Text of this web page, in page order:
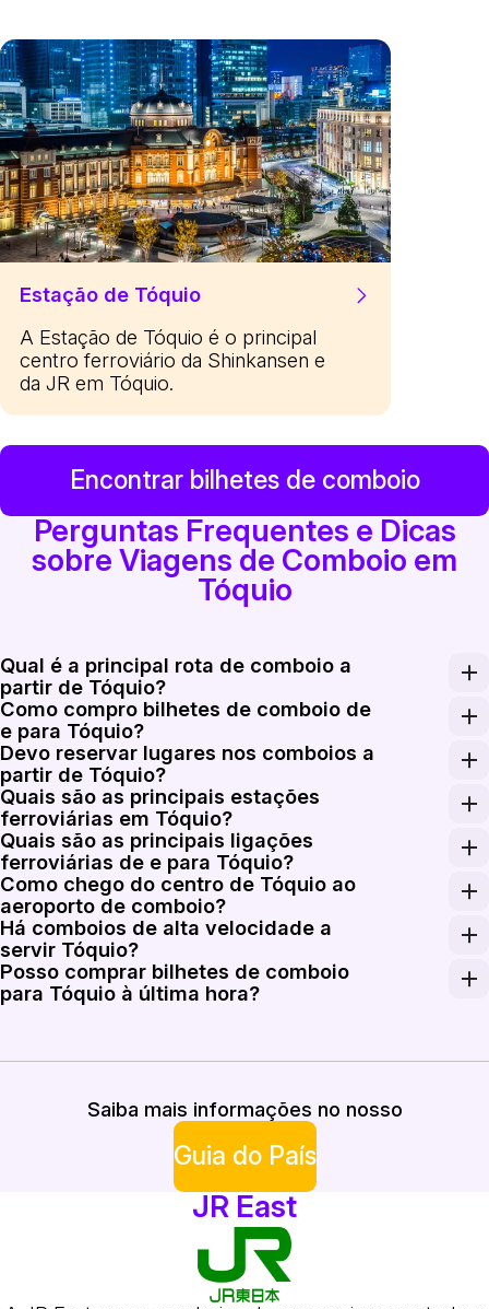
Estação de Tóquio
A Estação de Tóquio é o principal
centro ferroviário da Shinkansen e
da JR em Tóquio.
Encontrar bilhetes de comboio
Perguntas Frequentes e Dicas
sobre Viagens de Comboio em
Tóquio
Qual é a principal rota de comboio a
partir de Tóquio?
A principal rota de longa distância a partir de Tóquio
Como compro bilhetes de comboio de
e para Tóquio?
Reserve bilhetes de comboio de e para Tóquio na
Devo reservar lugares nos comboios a
partir de Tóquio?
As reservas de lugar são fortemente recomendadas
Quais são as principais estações
ferroviárias em Tóquio?
Tokyo Station é o principal terminal interurbano e
Quais são as principais ligações
ferroviárias de e para Tóquio?
Tóquio liga-se a Shin-Osaka em cerca de 2h30m
Como chego do centro de Tóquio ao
aeroporto de comboio?
O Aeroporto de Narita é servido por duas principais
Há comboios de alta velocidade a
servir Tóquio?
Sim. Tóquio é o principal centro ferroviário de alta
Posso comprar bilhetes de comboio
para Tóquio à última hora?
Saiba mais informações no nosso
Guia do País
JR East